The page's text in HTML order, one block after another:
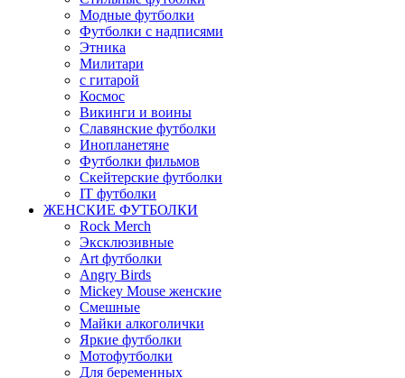
Модные футболки
Футболки с надписями
Этника
Милитари
с гитарой
Космос
Викинги и воины
Славянские футболки
Инопланетяне
Футболки фильмов
Скейтерские футболки
IT футболки
ЖЕНСКИЕ ФУТБОЛКИ
Rock Merch
Эксклюзивные
Art футболки
Angry Birds
Mickey Mouse женские
Смешные
Майки алкоголички
Яркие футболки
Мотофутболки
Для беременных